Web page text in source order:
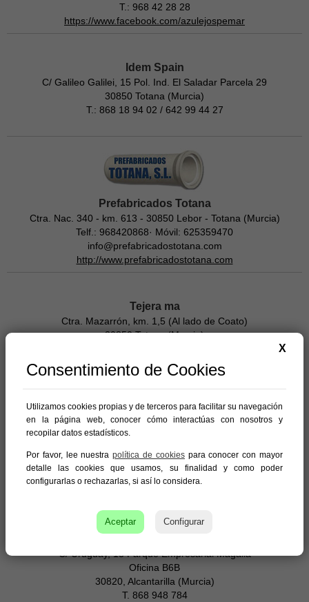
T.: 968 42 28 28
https://www.facebook.com/azulejospemar
Idem Spain
C/ Galileo Galilei, 15 Pol. Ind. El Saladar Parcela 29
30850 Totana (Murcia)
T.: 868 18 94 02 / 642 99 44 27
Prefabricados Totana
Ctra. Nac. 340 - km. 613 - 30850 Lebor - Totana (Murcia)
Telf.: 968420868· Móvil: 625359470
info@prefabricadostotana.com
http://www.prefabricadostotana.com
Tejera ma
Ctra. Mazarrón, km. 1,5 (Al lado de Coato)
30850 Totana (Murcia)
Materiales de construcción
en otros pueblos
C/ Uruguay, 13 Parque Empresarial Magalia
Oficina B6B
30820, Alcantarilla (Murcia)
T. 868 948 784
X
Consentimiento de Cookies
Utilizamos cookies propias y de terceros para facilitar su navegación
en la página web, conocer cómo interactúas con nosotros y
recopilar datos estadísticos.
Por favor, lee nuestrapolítica de cookiespara conocer con mayor
detalle las cookies que usamos, su finalidad y como poder
configurarlas o rechazarlas, si así lo considera.
Aceptar Configurar